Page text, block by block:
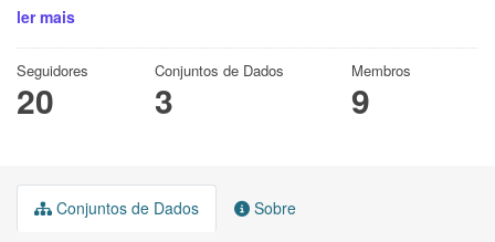
ler mais
Seguidores
20
Conjuntos de Dados
3
Membros
9
Conjuntos de Dados Sobre